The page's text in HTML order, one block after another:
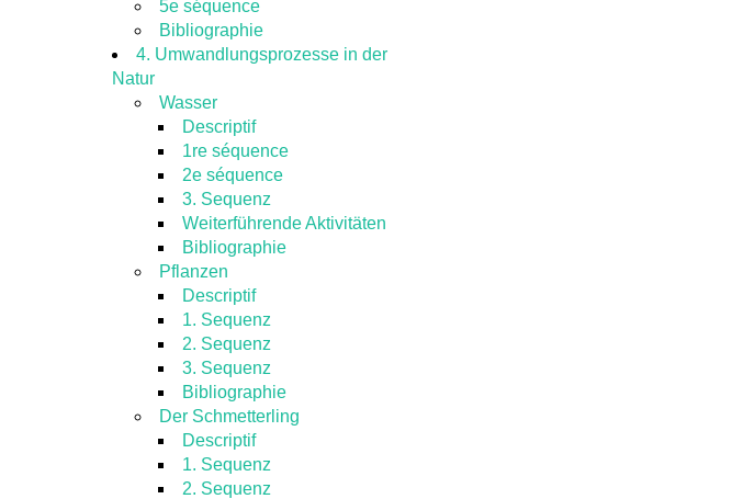
5e séquence
Bibliographie
4. Umwandlungsprozesse in der
Natur
Wasser
Descriptif
1re séquence
2e séquence
3. Sequenz
Weiterführende Aktivitäten
Bibliographie
Pflanzen
Descriptif
1. Sequenz
2. Sequenz
3. Sequenz
Bibliographie
Der Schmetterling
Descriptif
1. Sequenz
2. Sequenz